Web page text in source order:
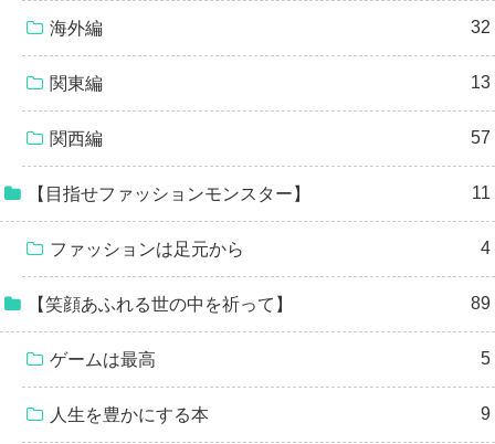
海外編 32
関東編 13
関西編 57
【目指せファッションモンスター】 11
ファッションは足元から 4
【笑顔あふれる世の中を祈って】 89
ゲームは最高 5
人生を豊かにする本 9